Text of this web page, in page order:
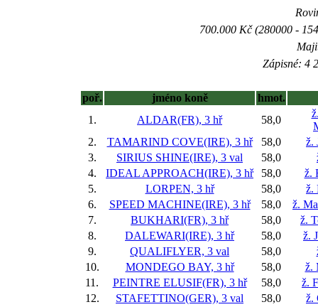
700.000 Kč (280000 -
Zápisné: 4
poř. jméno koně
hmot.
1.
ALDAR(FR), 3 hř 58,0
2.
TAMARIND COVE(IRE), 3 hř 58,0
ž.
3.
SIRIUS SHINE(IRE), 3 val 58,0
4.
IDEAL APPROACH(IRE), 3 hř 58,0
ž.
5.
LORPEN, 3 hř 58,0
ž.
6.
SPEED MACHINE(IRE), 3 hř 58,0
ž.
7.
BUKHARI(FR), 3 hř 58,0
ž.
8.
DALEWARI(IRE), 3 hř 58,0
ž.
9.
QUALIFLYER, 3 val 58,0
10.
MONDEGO BAY, 3 hř 58,0
ž.
11.
PEINTRE ELUSIF(FR), 3 hř 58,0
ž.
12.
STAFETTINO(GER), 3 val 58,0
ž.